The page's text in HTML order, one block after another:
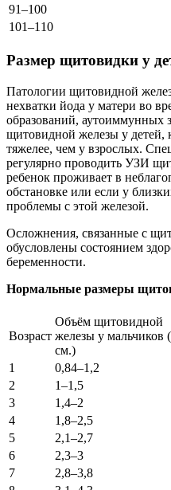
91–100
101–110
Размер щитовидки у
Патологии щитовидной
нехватки йода у матери во
образований, аутоиммунных
щитовидной железы у детей,
тяжелее, чем у взрослых.
регулярно проводить УЗИ
ребенок проживает в
обстановке или если у
проблемы с этой железой.
Осложнения, связанные с
обусловлены состоянием
беременности.
Нормальные размеры
Возраст
Объём щитовидной
железы у мальчиков
см.)
1
0,84–1,2
2
1–1,5
3
1,4–2
4
1,8–2,5
5
2,1–2,7
6
2,3–3
7
2,8–3,8